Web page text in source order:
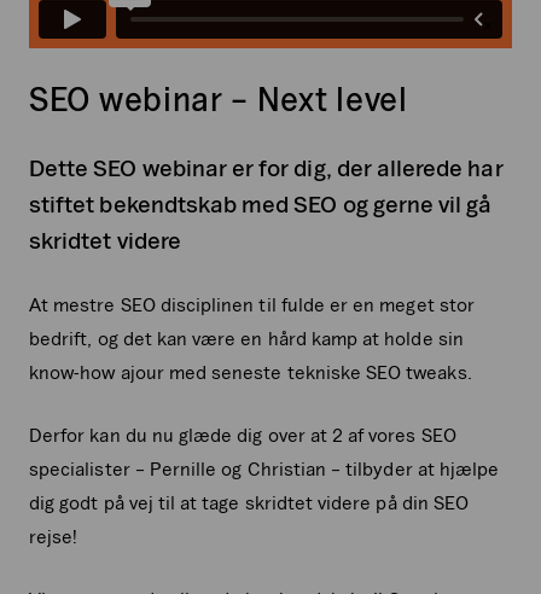
SEO webinar – Next level
Dette SEO webinar er for dig, der allerede har
stiftet bekendtskab med SEO og gerne vil gå
skridtet videre
At mestre SEO disciplinen til fulde er en meget stor
bedrift, og det kan være en hård kamp at holde sin
know-how ajour med seneste tekniske SEO tweaks.
Derfor kan du nu glæde dig over at 2 af vores SEO
specialister – Pernille og Christian – tilbyder at hjælpe
dig godt på vej til at tage skridtet videre på din SEO
rejse!